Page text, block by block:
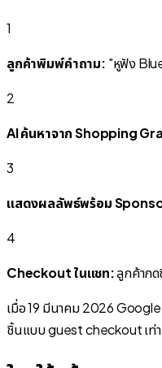
1
ลูกค้าพิมพ์คำถาม: "หูฟัง
2
AI ค้นหาจาก Shopping
3
แสดงผลลัพธ์พร้อม
4
Checkout ในแชท:ลูกค้ากด
เมื่อ 19 มีนาคม 2026
ชิ้นแบบ guest checkout เท่